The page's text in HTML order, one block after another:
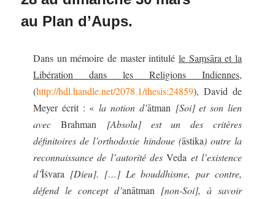
au Plan d’Aups.
Dans un mémoire de master intitulé le Saṃsāra et la
Libération dans les Religions Indiennes,
(http://hdl.handle.net/2078.1/thesis:24859), David de
Meyer écrit : «la notion d’ātman [Soi]et son lien
avec Brahman [Absolu] estun des critères
définitoires de l’orthodoxie hindoue (āstika) outre la
reconnaissance de l’autorité desVeda et l’existence
d’Īśvara [Dieu]. […] Le bouddhisme, par contre,
défend le concept d’anātman [non-Soi], à savoir